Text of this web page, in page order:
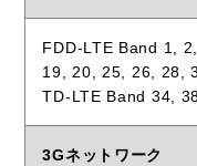
FDD-LTE Band 1,
19, 20, 25, 26, 28,
TD-LTE Band 34,
3Gネットワーク